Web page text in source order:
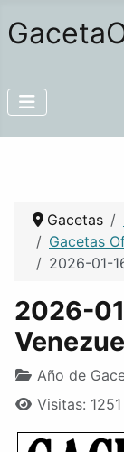
Gacetas
Gacetas
2026-01-
2026-
Año de
Visitas: 1251